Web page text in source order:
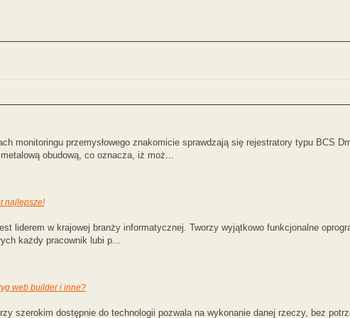
monitoringu przemysłowego znakomicie sprawdzają się rejestratory typu BCS
obudową, co oznacza, iż moż...
najlepsze!
liderem w krajowej branży informatycznej. Tworzy wyjątkowo funkcjonalne
każdy pracownik lubi p...
web builder i inne?
szerokim dostępnie do technologii pozwala na wykonanie danej rzeczy, bez